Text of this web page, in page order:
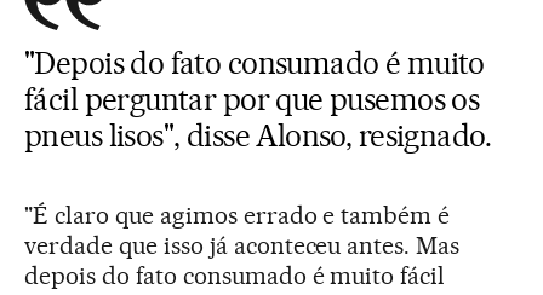
"Depois do fato consumado é muito
fácil perguntar por que pusemos os
pneus lisos", disse Alonso, resignado.
"É claro que agimos errado e também é
verdade que isso já aconteceu antes. Mas
depois do fato consumado é muito fácil